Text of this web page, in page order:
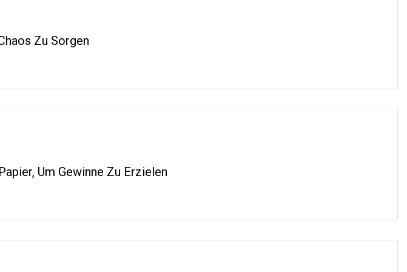
Zu Sorgen
Um Gewinne Zu Erzielen